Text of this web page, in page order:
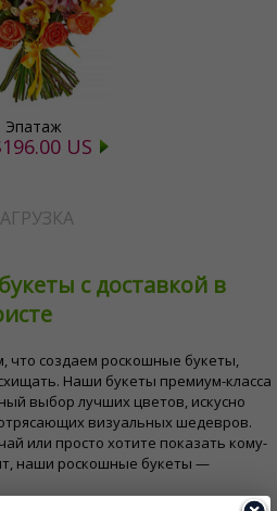
Эпатаж
US
с доставкой в
что создаем роскошные букеты,
Наши букеты премиум-класса
выбор лучших цветов, искусно
визуальных шедевров.
или просто хотите показать кому-
наши роскошные букеты —